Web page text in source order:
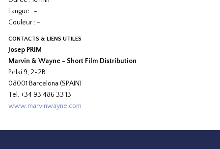
Langue : -
Couleur : -
CONTACTS & LIENS UTILES
Josep PRIM
Marvin & Wayne - Short Film Distribution
Pelai 9, 2-2B
08001 Barcelona (SPAIN)
Tel. +34 93 486 33 13
www.marvinwayne.com